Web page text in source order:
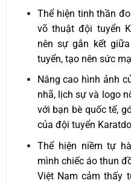
Thể hiện tinh thần
võ thuật đội tuyển
nên sự gắn kết
tuyển, tạo nên sức
Nâng cao hình ảnh
nhã, lịch sự và logo
với bạn bè quốc tế,
của đội tuyển
Thể hiện niềm tự
mình chiếc áo thun
Việt Nam cảm thấy